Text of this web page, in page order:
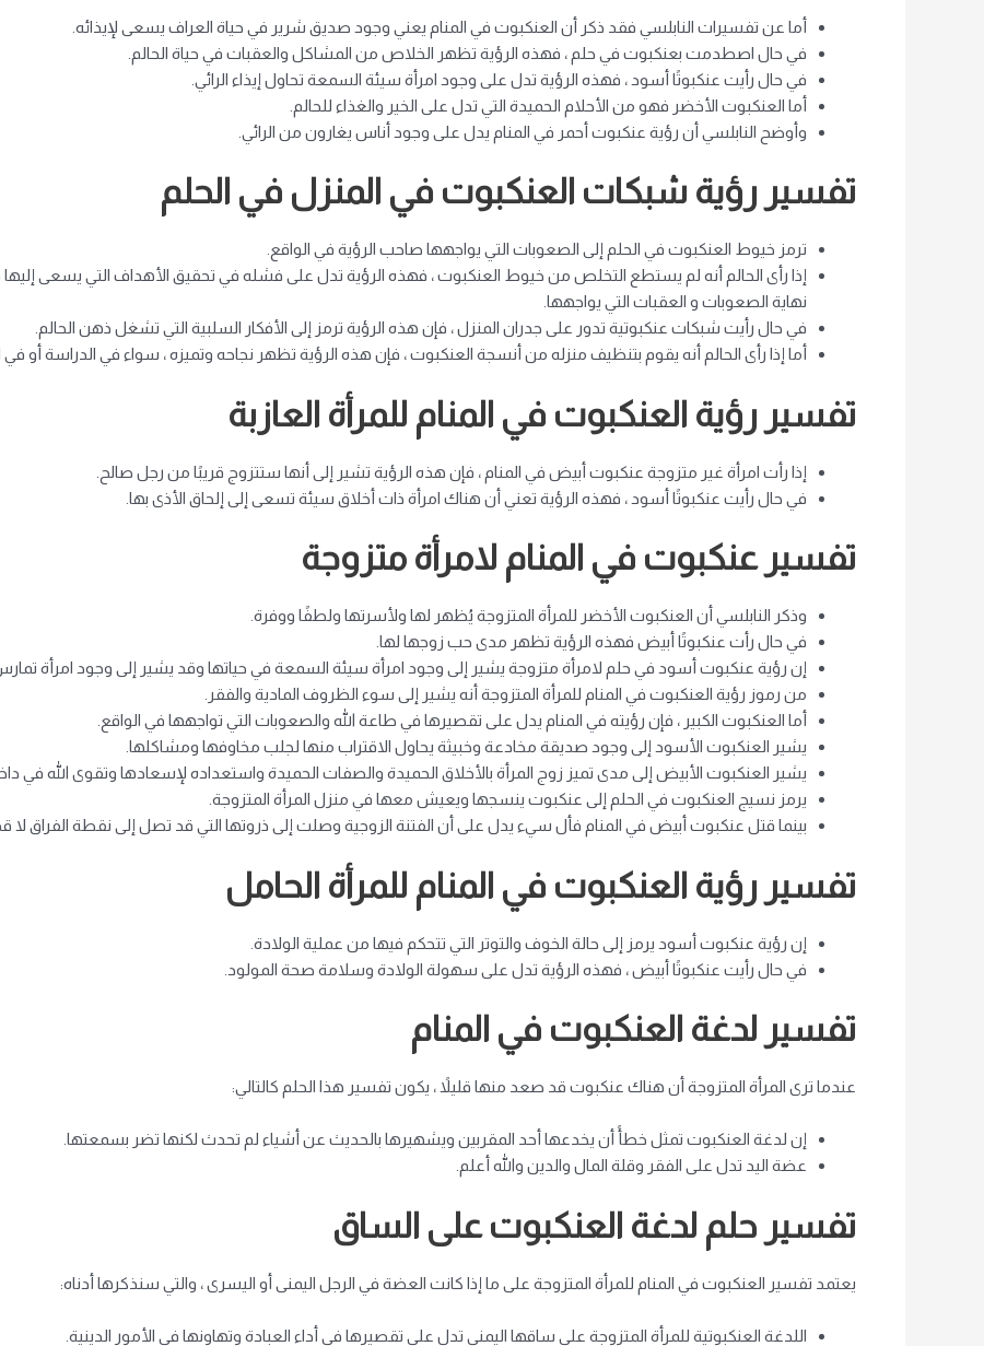
أما عن تفسيرات النابلسي فقد ذكر أن العنكبوت في المنام يعني وجود صديق شرير في حياة العراف يسعى لإيذائه.
في حال اصطدمت بعنكبوت في حلم ، فهذه الرؤية تظهر الخلاص من المشاكل والعقبات في حياة الحالم.
في حال رأيت عنكبوتًا أسود ، فهذه الرؤية تدل على وجود امرأة سيئة السمعة تحاول إيذاء الرائي.
أما العنكبوت الأخضر فهو من الأحلام الحميدة التي تدل على الخير والغذاء للحالم.
وأوضح النابلسي أن رؤية عنكبوت أحمر في المنام يدل على وجود أناس يغارون من الرائي.
تفسير رؤية شبكات العنكبوت في المنزل في الحلم
ترمز خيوط العنكبوت في الحلم إلى الصعوبات التي يواجهها صاحب الرؤية في الواقع.
إذا رأى الحالم أنه لم يستطع التخلص من خيوط العنكبوت ، فهذه الرؤية تدل على فشله في تحقيق الأهداف التي يسعى
نهاية الصعوبات و العقبات التي يواجهها.
في حال رأيت شبكات عنكبوتية تدور على جدران المنزل ، فإن هذه الرؤية ترمز إلى الأفكار السلبية التي تشغل ذهن الحالم.
أما إذا رأى الحالم أنه يقوم بتنظيف منزله من أنسجة العنكبوت ، فإن هذه الرؤية تظهر نجاحه وتميزه ، سواء في الدراسة أو في
تفسير رؤية العنكبوت في المنام للمرأة العازبة
إذا رأت امرأة غير متزوجة عنكبوت أبيض في المنام ، فإن هذه الرؤية تشير إلى أنها ستتزوج قريبًا من رجل صالح.
في حال رأيت عنكبوتًا أسود ، فهذه الرؤية تعني أن هناك امرأة ذات أخلاق سيئة تسعى إلى إلحاق الأذى بها.
تفسير عنكبوت في المنام لامرأة متزوجة
وذكر النابلسي أن العنكبوت الأخضر للمرأة المتزوجة يُظهر لها ولأسرتها ولطفًا ووفرة.
في حال رأت عنكبوتًا أبيض فهذه الرؤية تظهر مدى حب زوجها لها.
إن رؤية عنكبوت أسود في حلم لامرأة متزوجة يشير إلى وجود امرأة سيئة السمعة في حياتها وقد يشير إلى وجود امرأة
من رموز رؤية العنكبوت في المنام للمرأة المتزوجة أنه يشير إلى سوء الظروف المادية والفقر.
أما العنكبوت الكبير ، فإن رؤيته في المنام يدل على تقصيرها في طاعة الله والصعوبات التي تواجهها في الواقع.
يشير العنكبوت الأسود إلى وجود صديقة مخادعة وخبيثة يحاول الاقتراب منها لجلب مخاوفها ومشاكلها.
يشير العنكبوت الأبيض إلى مدى تميز زوج المرأة بالأخلاق الحميدة والصفات الحميدة واستعداده لإسعادها وتقوى الله في
يرمز نسيج العنكبوت في الحلم إلى عنكبوت ينسجها ويعيش معها في منزل المرأة المتزوجة.
بينما قتل عنكبوت أبيض في المنام فأل سيء يدل على أن الفتنة الزوجية وصلت إلى ذروتها التي قد تصل إلى نقطة الفراق لا
تفسير رؤية العنكبوت في المنام للمرأة الحامل
إن رؤية عنكبوت أسود يرمز إلى حالة الخوف والتوتر التي تتحكم فيها من عملية الولادة.
في حال رأيت عنكبوتًا أبيض ، فهذه الرؤية تدل على سهولة الولادة وسلامة صحة المولود.
تفسير لدغة العنكبوت في المنام
عندما ترى المرأة المتزوجة أن هناك عنكبوت قد صعد منها قليلاً ، يكون تفسير هذا الحلم كالتالي:
إن لدغة العنكبوت تمثل خطأً أن يخدعها أحد المقربين ويشهيرها بالحديث عن أشياء لم تحدث لكنها تضر بسمعتها.
عضة اليد تدل على الفقر وقلة المال والدين والله أعلم.
تفسير حلم لدغة العنكبوت على الساق
يعتمد تفسير العنكبوت في المنام للمرأة المتزوجة على ما إذا كانت العضة في الرجل اليمنى أو اليسرى ، والتي سنذكرها أدناه:
اللدغة العنكبوتية للمرأة المتزوجة على ساقها اليمنى تدل على تقصيرها في أداء العبادة وتهاونها في الأمور الدينية.